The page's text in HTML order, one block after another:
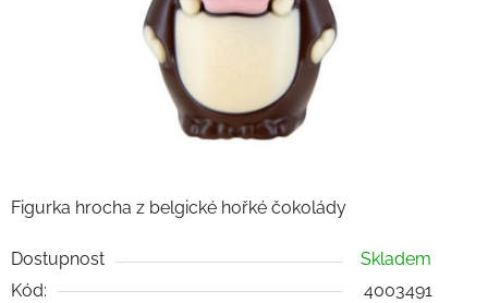
Figurka hrocha z belgické hořké čokolády
Dostupnost
Skladem
Kód:
4003491